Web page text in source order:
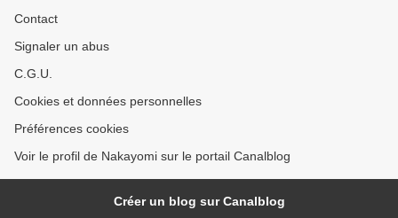
Contact
Signaler un abus
C.G.U.
Cookies et données personnelles
Préférences cookies
Voir le profil de Nakayomi sur le portail Canalblog
Créer un blog sur Canalblog